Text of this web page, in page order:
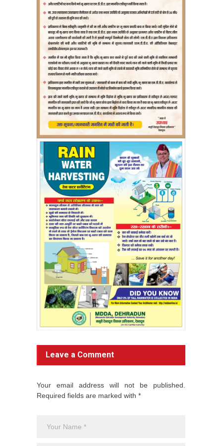
Leave a Comment
Your email address will not be published.
Required fields are marked with *